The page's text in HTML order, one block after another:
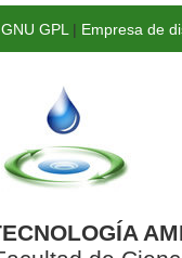
GPL | Empresa de